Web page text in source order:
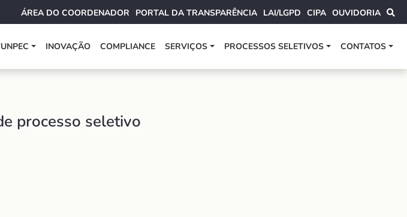
ÁREA DO COORDENADOR PORTAL DA TRANSPARÊNCIA LAI/LGPD CIPA OUVIDORIA
INOVAÇÃO COMPLIANCE SERVIÇOS PROCESSOS SELETIVOS CONTATOS
processo seletivo